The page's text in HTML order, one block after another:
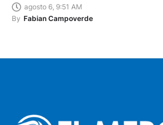
agosto 6, 9:51 AM
By Fabian Campoverde